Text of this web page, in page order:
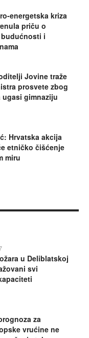
energetska kriza
priču o
i
Jovine traže
prosvete zbog
gimnaziju
Hrvatska akcija
etničko čišćenje
miru
u Deliblatskoj
svi
za
vrućine ne